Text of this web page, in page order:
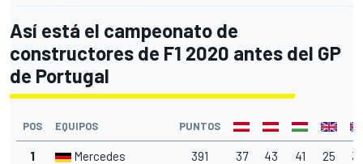
Así está el campeonato de
constructores de F1 2020 antes del GP
de Portugal
POS EQUIPOS PUNTOS
1 Mercedes 391 37 43 41 25